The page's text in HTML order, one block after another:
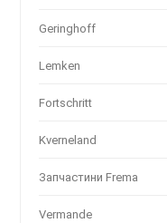
Geringhoff
Lemken
Fortschritt
Kverneland
Запчастини Frema
Vermande